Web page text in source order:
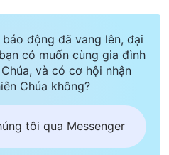
động đã vang lên, đại
có muốn cùng gia đình
và có cơ hội nhận
Chúa không?
tôi qua Messenger